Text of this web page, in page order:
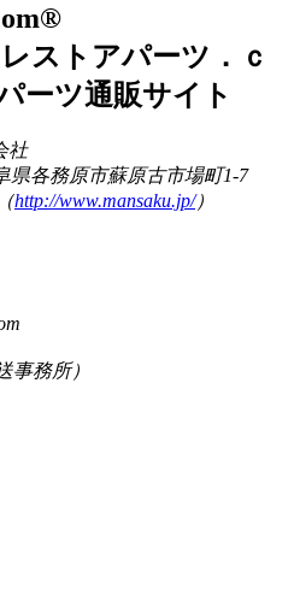
ストアパーツ．ｃ
ーツ通販サイト
社
各務原市蘇原古市場町1-7
http://www.mansaku.jp/）
事務所）